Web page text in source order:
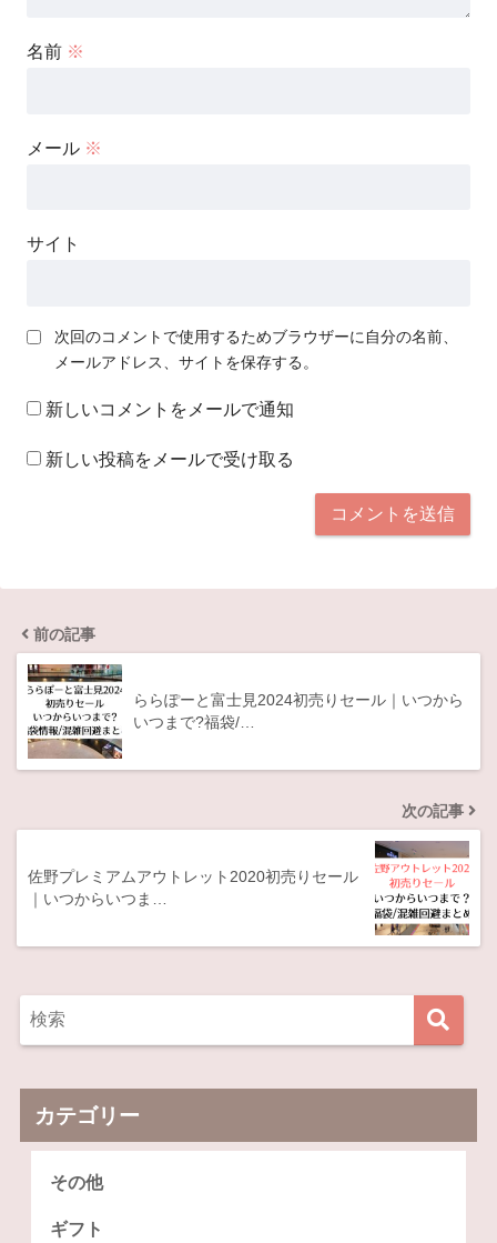
名前 ※
メール ※
サイト
次回のコメントで使用するためブラウザーに自分の名前、
メールアドレス、サイトを保存する。
新しいコメントをメールで通知
新しい投稿をメールで受け取る
前の記事
ららぽーと富士見2024初売りセール｜いつから
いつまで?福袋/…
次の記事
佐野プレミアムアウトレット2020初売りセール
｜いつからいつま…
カテゴリー
その他
ギフト